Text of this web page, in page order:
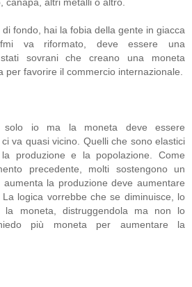
fondo, hai la fobia della gente in giacca
va riformato, deve essere una
sovrani che creano una moneta
per favorire il commercio internazionale.
solo io ma la moneta deve essere
va quasi vicino. Quelli che sono elastici
produzione e la popolazione. Come
precedente, molti sostengono un
la produzione deve aumentare
logica vorrebbe che se diminuisce, lo
la moneta, distruggendola ma non lo
più moneta per aumentare la